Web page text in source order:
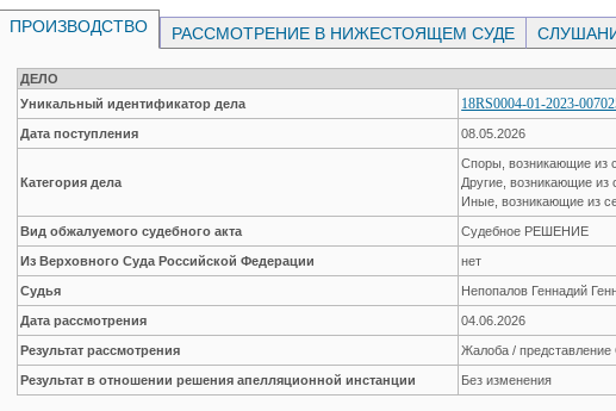
ПРОИЗВОДСТВО РАССМОТРЕНИЕ В НИЖЕСТОЯЩЕМ СУДЕ
ДЕЛО
Уникальный идентификатор дела
18RS0004-01-2023-
Дата поступления 08.05.2026
Категория дела
Споры, возникающие из
Другие, возникающие
Иные, возникающие из
Вид обжалуемого судебного акта Судебное РЕШЕНИЕ
Из Верховного Суда Российской Федерации нет
Судья Непопалов Геннадий
Дата рассмотрения 04.06.2026
Результат рассмотрения Жалоба /
Результат в отношении решения апелляционной инстанции Без изменения